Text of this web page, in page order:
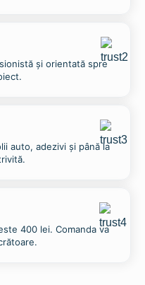
și orientată spre
auto, adezivi și până la
400 lei. Comanda va